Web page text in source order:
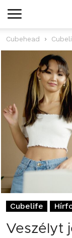
Cubehead
Cubelife
Veszélyt